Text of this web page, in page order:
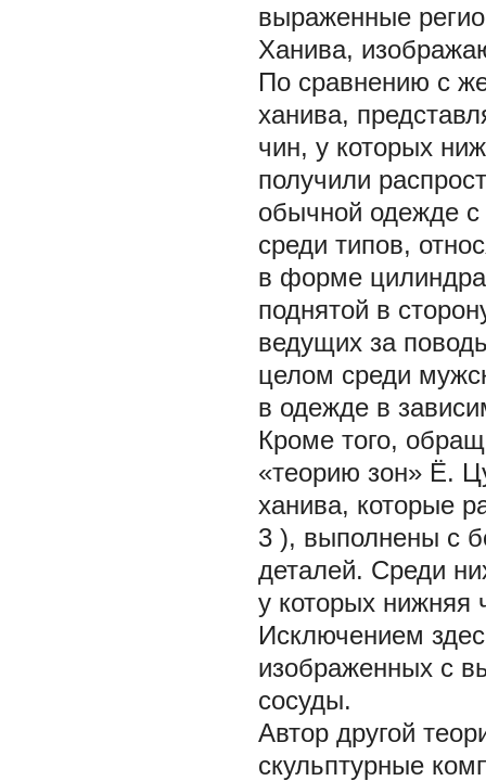
выраженные
Ханива,
По сравнению с
ханива,
чин, у которых
получили
обычной одежде с
среди типов,
в форме
поднятой в
ведущих за
целом среди
в одежде в
Кроме того,
«теорию зон» Ё.
ханива, которые
3 ), выполнены с
деталей. Среди
у которых нижняя
Исключением
изображенных с
сосуды.
Автор другой
скульптурные